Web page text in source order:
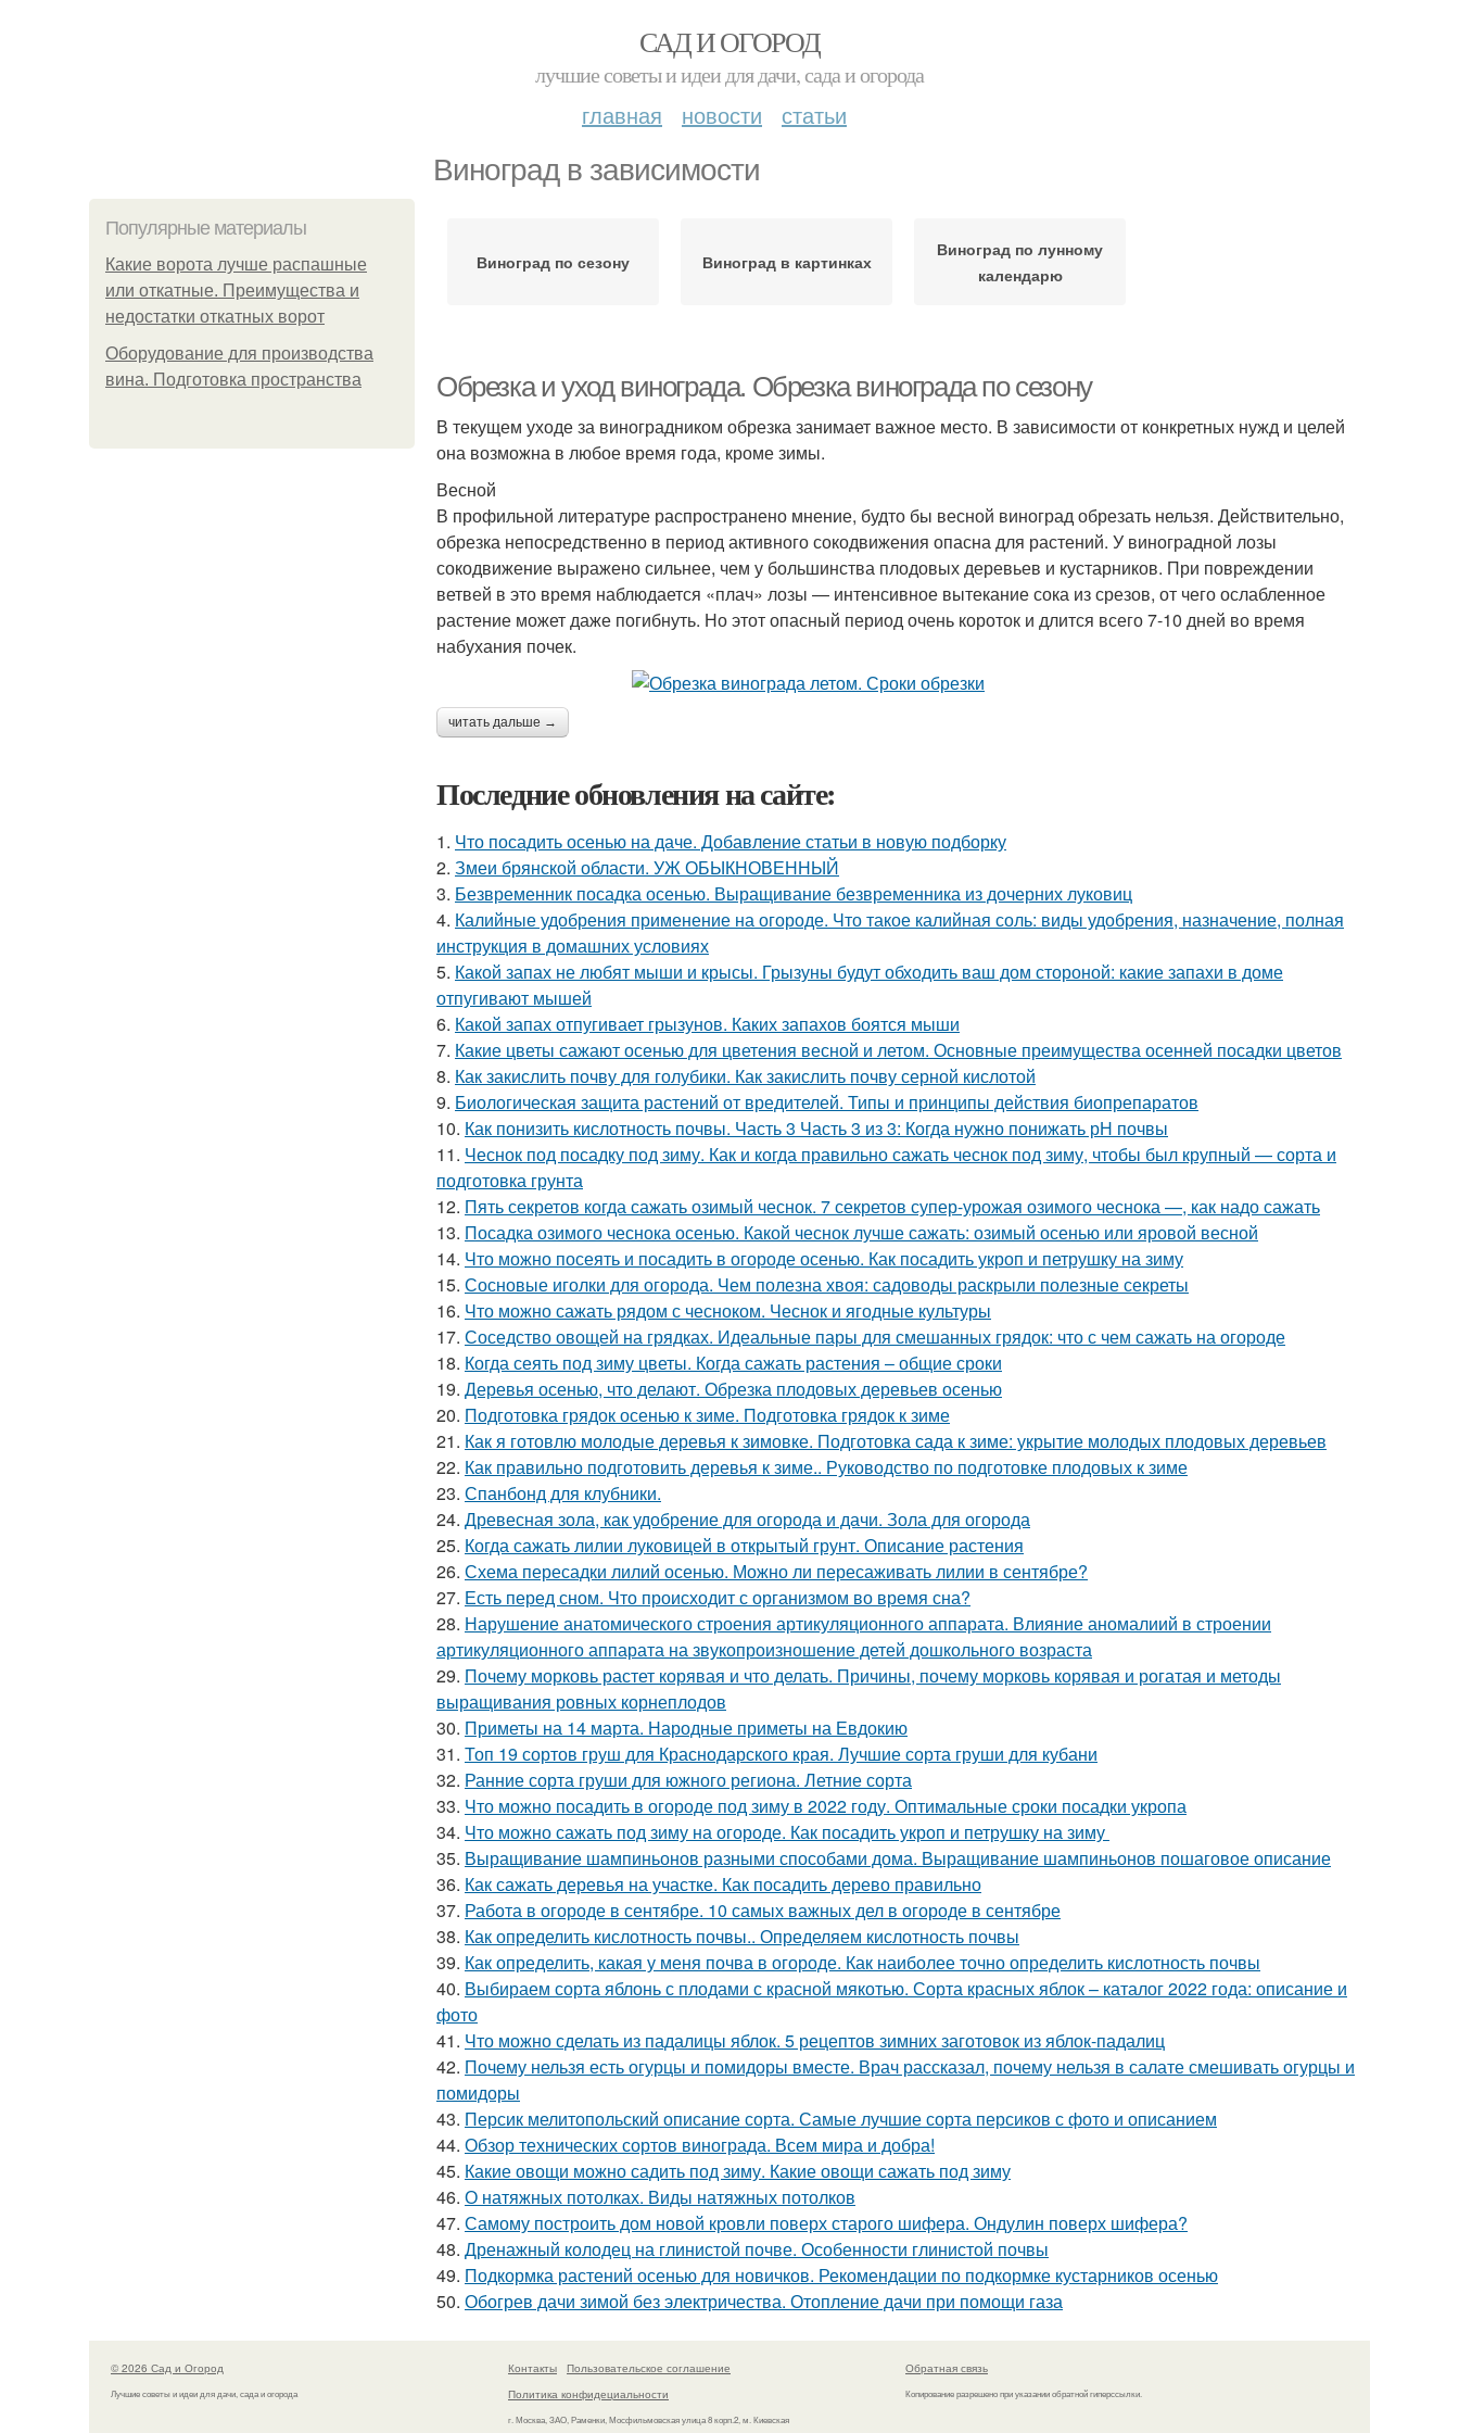
САД И ОГОРОД
лучшие советы и идеи для дачи, сада и огорода
главная новости статьи
Виноград в зависимости
Популярные материалы
Какие ворота лучше распашные
или откатные. Преимущества и
недостатки откатных ворот
Оборудование для производства
вина. Подготовка пространства
Виноград по сезону Виноград в картинках
Виноград по лунному
календарю
Обрезка и уход винограда. Обрезка винограда по сезону
В текущем уходе за виноградником обрезка занимает важное место. В зависимости от конкретных нужд и целей
она возможна в любое время года, кроме зимы.
Весной
В профильной литературе распространено мнение, будто бы весной виноград обрезать нельзя. Действительно,
обрезка непосредственно в период активного сокодвижения опасна для растений. У виноградной лозы
сокодвижение выражено сильнее, чем у большинства плодовых деревьев и кустарников. При повреждении
ветвей в это время наблюдается «плач» лозы — интенсивное вытекание сока из срезов, от чего ослабленное
растение может даже погибнуть. Но этот опасный период очень короток и длится всего 7-10 дней во время
набухания почек.
читать дальше →
Последние обновления на сайте:
1. Что посадить осенью на даче. Добавление статьи в новую подборку
2. Змеи брянской области. УЖ ОБЫКНОВЕННЫЙ
3. Безвременник посадка осенью. Выращивание безвременника из дочерних луковиц
4. Калийные удобрения применение на огороде. Что такое калийная соль: виды удобрения, назначение, полная
инструкция в домашних условиях
5. Какой запах не любят мыши и крысы. Грызуны будут обходить ваш дом стороной: какие запахи в доме
отпугивают мышей
6. Какой запах отпугивает грызунов. Каких запахов боятся мыши
7. Какие цветы сажают осенью для цветения весной и летом. Основные преимущества осенней посадки цветов
8. Как закислить почву для голубики. Как закислить почву серной кислотой
9. Биологическая защита растений от вредителей. Типы и принципы действия биопрепаратов
10. Как понизить кислотность почвы. Часть 3 Часть 3 из 3: Когда нужно понижать рН почвы
11. Чеснок под посадку под зиму. Как и когда правильно сажать чеснок под зиму, чтобы был крупный — сорта и
подготовка грунта
12. Пять секретов когда сажать озимый чеснок. 7 секретов супер-урожая озимого чеснока —, как надо сажать
13. Посадка озимого чеснока осенью. Какой чеснок лучше сажать: озимый осенью или яровой весной
14. Что можно посеять и посадить в огороде осенью. Как посадить укроп и петрушку на зиму
15. Сосновые иголки для огорода. Чем полезна хвоя: садоводы раскрыли полезные секреты
16. Что можно сажать рядом с чесноком. Чеснок и ягодные культуры
17. Соседство овощей на грядках. Идеальные пары для смешанных грядок: что с чем сажать на огороде
18. Когда сеять под зиму цветы. Когда сажать растения – общие сроки
19. Деревья осенью, что делают. Обрезка плодовых деревьев осенью
20. Подготовка грядок осенью к зиме. Подготовка грядок к зиме
21. Как я готовлю молодые деревья к зимовке. Подготовка сада к зиме: укрытие молодых плодовых деревьев
22. Как правильно подготовить деревья к зиме.. Руководство по подготовке плодовых к зиме
23. Спанбонд для клубники.
24. Древесная зола, как удобрение для огорода и дачи. Зола для огорода
25. Когда сажать лилии луковицей в открытый грунт. Описание растения
26. Схема пересадки лилий осенью. Можно ли пересаживать лилии в сентябре?
27. Есть перед сном. Что происходит с организмом во время сна?
28. Нарушение анатомического строения артикуляционного аппарата. Влияние аномалиий в строении
артикуляционного аппарата на звукопроизношение детей дошкольного возраста
29. Почему морковь растет корявая и что делать. Причины, почему морковь корявая и рогатая и методы
выращивания ровных корнеплодов
30. Приметы на 14 марта. Народные приметы на Евдокию
31. Топ 19 сортов груш для Краснодарского края. Лучшие сорта груши для кубани
32. Ранние сорта груши для южного региона. Летние сорта
33. Что можно посадить в огороде под зиму в 2022 году. Оптимальные сроки посадки укропа
34. Что можно сажать под зиму на огороде. Как посадить укроп и петрушку на зиму
35. Выращивание шампиньонов разными способами дома. Выращивание шампиньонов пошаговое описание
36. Как сажать деревья на участке. Как посадить дерево правильно
37. Работа в огороде в сентябре. 10 самых важных дел в огороде в сентябре
38. Как определить кислотность почвы.. Определяем кислотность почвы
39. Как определить, какая у меня почва в огороде. Как наиболее точно определить кислотность почвы
40. Выбираем сорта яблонь с плодами с красной мякотью. Сорта красных яблок – каталог 2022 года: описание и
фото
41. Что можно сделать из падалицы яблок. 5 рецептов зимних заготовок из яблок-падалиц
42. Почему нельзя есть огурцы и помидоры вместе. Врач рассказал, почему нельзя в салате смешивать огурцы и
помидоры
43. Персик мелитопольский описание сорта. Самые лучшие сорта персиков с фото и описанием
44. Обзор технических сортов винограда. Всем мира и добра!
45. Какие овощи можно садить под зиму. Какие овощи сажать под зиму
46. О натяжных потолках. Виды натяжных потолков
47. Самому построить дом новой кровли поверх старого шифера. Ондулин поверх шифера?
48. Дренажный колодец на глинистой почве. Особенности глинистой почвы
49. Подкормка растений осенью для новичков. Рекомендации по подкормке кустарников осенью
50. Обогрев дачи зимой без электричества. Отопление дачи при помощи газа
© 2026 Сад и Огород
Лучшие советы и идеи для дачи, сада и огорода
Контакты
Пользовательское соглашение
Политика конфидециальности
г. Москва, ЗАО, Раменки, Мосфильмовская улица 8 корп.2, м. Киевская
Обратная связь
Копирование разрешено при указании обратной гиперссылки.